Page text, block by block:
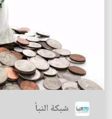
شبكة النبأ